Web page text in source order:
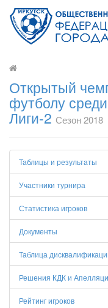
Открытый
футболу
Лиги-2 Сезон 2018
Таблицы и результаты
Участники турнира
Статистика игроков
Документы
Таблица
Решения КДК и
Рейтинг игроков